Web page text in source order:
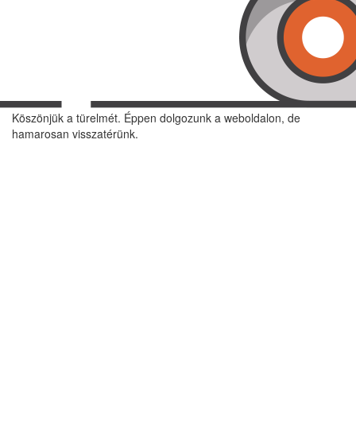
Köszönjük a türelmét. Éppen dolgozunk a weboldalon, de
hamarosan visszatérünk.